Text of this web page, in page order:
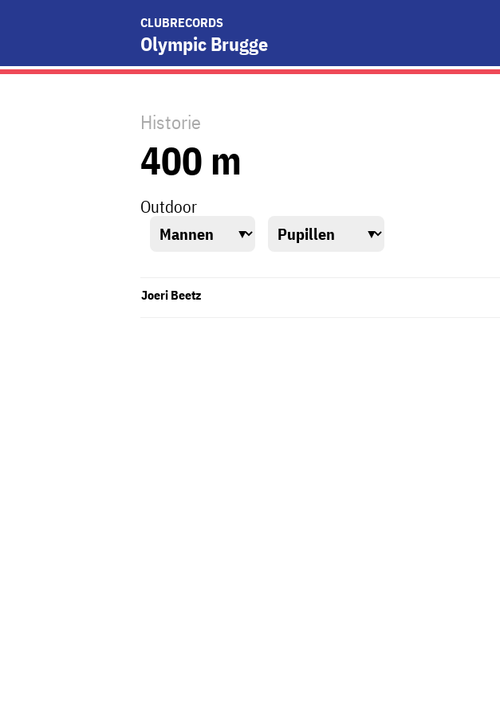
CLUBRECORDS
Olympic Brugge
Historie
400 m
Outdoor
Joeri Beetz